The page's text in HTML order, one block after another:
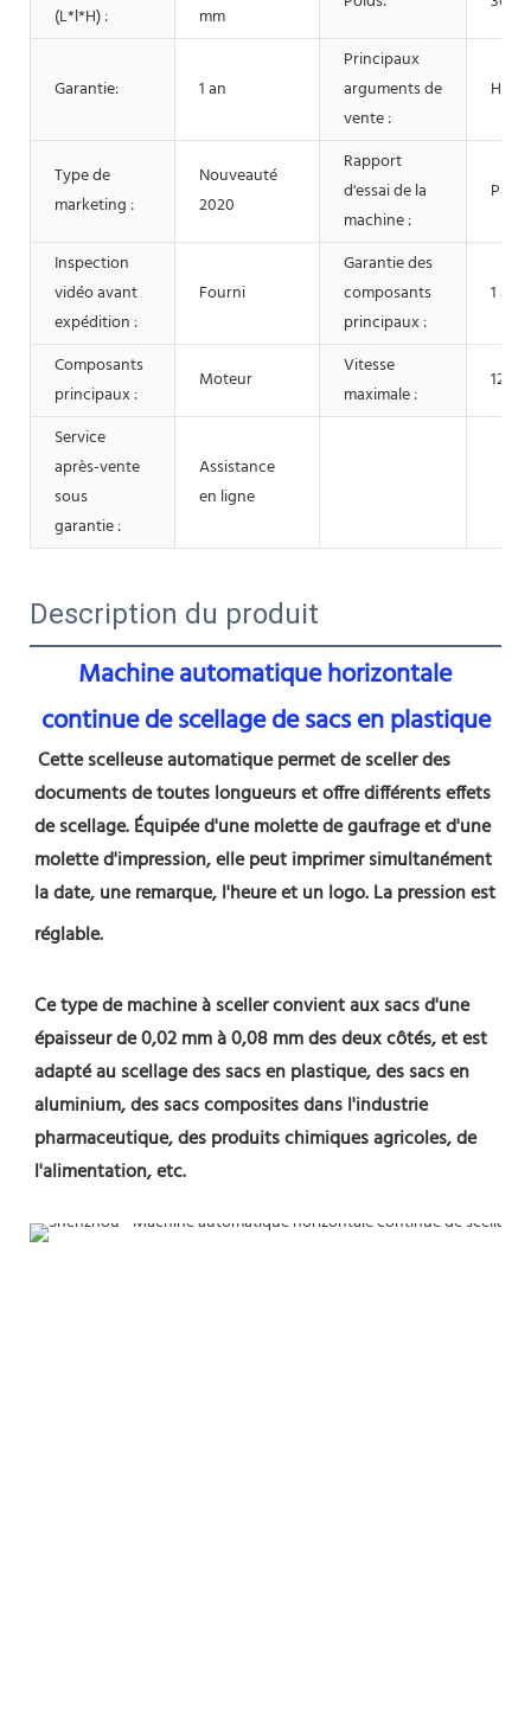
(L*l*H) :
mm
Garantie: 1 an
Principaux
arguments de
vente :
Type de
marketing :
Nouveauté
2020
Rapport
d'essai de la
machine :
Pas
Inspection
vidéo avant
expédition :
Fourni
Garantie des
composants
principaux :
1 an
Composants
principaux :
Moteur
Vitesse
maximale :
12
Service
après-vente
sous
garantie :
Assistance
en ligne
Description du produit
Machine automatique horizontale
continue de scellage de sacs en plastique
Cette scelleuse automatique permet de sceller des
documents de toutes longueurs et offre différents effets
de scellage. Équipée d'une molette de gaufrage et d'une
molette d'impression, elle peut imprimer simultanément
la date, une remarque, l'heure et un logo. La pression est
réglable.
Ce type de machine à sceller convient aux sacs d'une
épaisseur de 0,02 mm à 0,08 mm des deux côtés, et est
adapté au scellage des sacs en plastique, des sacs en
aluminium, des sacs composites dans l'industrie
pharmaceutique, des produits chimiques agricoles, de
l'alimentation, etc.